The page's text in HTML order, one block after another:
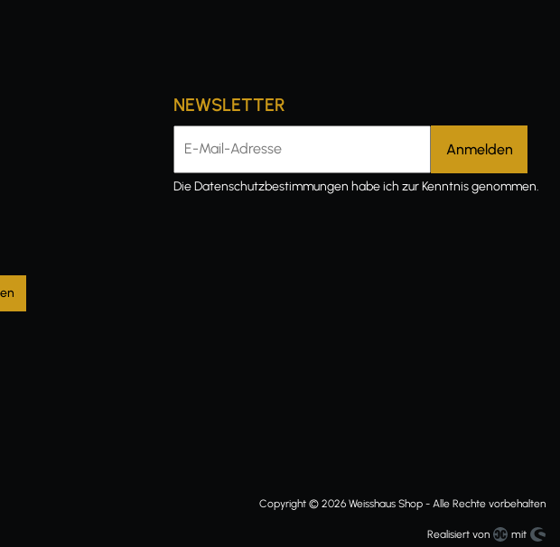
NEWSLETTER
E-Mail-Adresse
DieDatenschutzbestimmungen habe ich zur Kenntnis genommen.
Copyright © 2026 Weisshaus Shop - Alle Rechte vorbehalten
Realisiert von mit